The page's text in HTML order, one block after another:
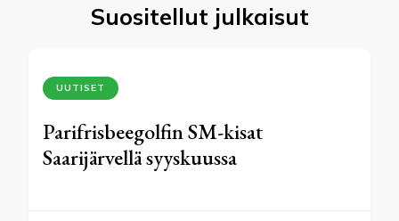
Suositellut julkaisut
UUTISET
Parifrisbeegolfin SM-kisat
Saarijärvellä syyskuussa